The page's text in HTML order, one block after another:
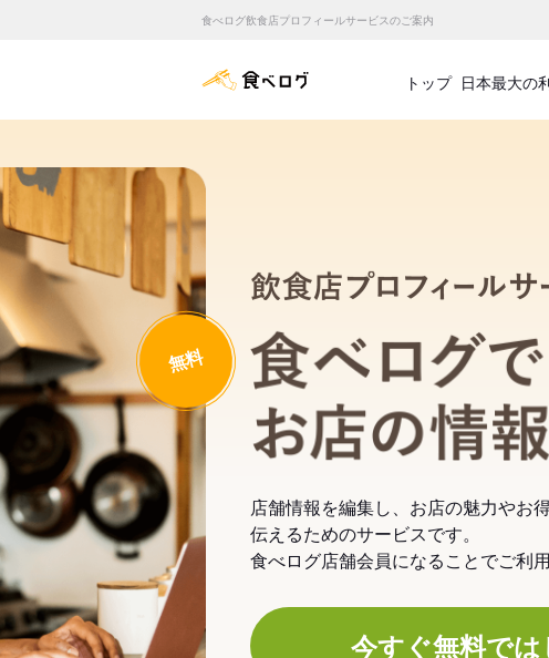
食べログ飲食店プロフィールサービスのご案内
食べログ店舗管理画面
トップ 日本最大の
無料
店舗情報を編集し、お店の魅力やお
伝えるためのサービスです。
食べログ店舗会員になることでご利
今すぐ無料では